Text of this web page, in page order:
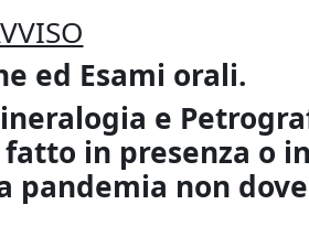
ed Esami orali.
e
in presenza o
pandemia non